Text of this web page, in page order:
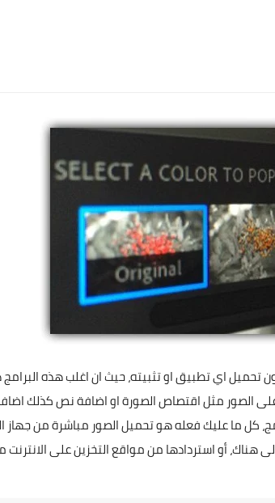
تحميل اي تطبيق او تثبيته، حيث ان اغلب هذه
الصور مثل اقتصاص الصورة او اضافة نص كذلك
كل ما عليك فعله هو تحميل الصور مباشرة من جهاز
هناك، أو استردادها من مواقع التخزين على الانترنت